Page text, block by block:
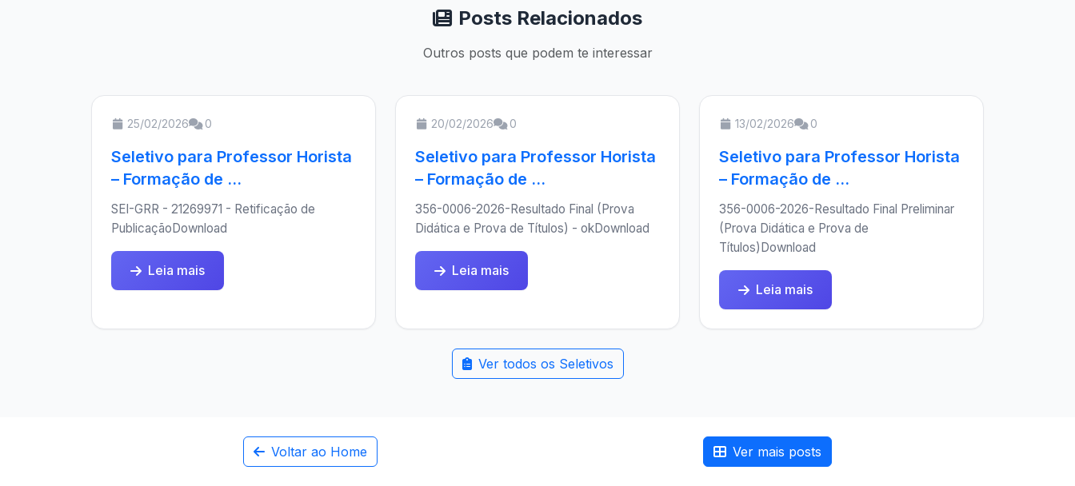
Posts Relacionados
Outros posts que podem te interessar
25/02/2026 0
Seletivo para Professor Horista
– Formação de ...
SEI-GRR - 21269971 - Retificação de
PublicaçãoDownload
Leia mais
20/02/2026 0
Seletivo para Professor Horista
– Formação de ...
356-0006-2026-Resultado Final (Prova
Didática e Prova de Títulos) - okDownload
Leia mais
13/02/2026 0
Seletivo para Professor Horista
– Formação de ...
356-0006-2026-Resultado Final Preliminar
(Prova Didática e Prova de
Títulos)Download
Leia mais
Ver todos os Seletivos
Voltar ao Home Ver mais posts